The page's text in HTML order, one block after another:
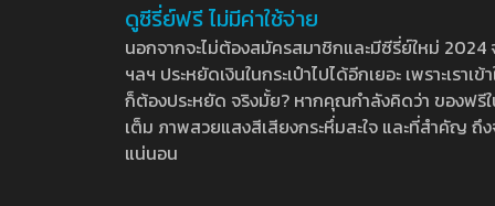
ดูซีรี่ย์ฟรี ไม่มีค่าใช้จ่าย
นอกจากจะไม่ต้องสมัครสมาชิกและมีซีรี่ย์ใหม่
ฯลฯ ประหยัดเงินในกระเป๋าไปได้อีกเยอะ เพราะเร
ก็ต้องประหยัด จริงมั้ย? หากคุณกำลังคิดว่า ของฟ
เต็ม ภาพสวยแสงสีเสียงกระหึ่มสะใจ และที่สำคัญ
แน่นอน